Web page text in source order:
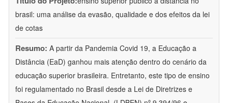
brasil: uma análise da evasão, qualidade e dos efeitos da lei
de cotas
Resumo: A partir da Pandemia Covid 19, a Educação a
Distância (EaD) ganhou mais atenção dentro do cenário da
educação superior brasileira. Entretanto, este tipo de ensino
foi regulamentado no Brasil desde a Lei de Diretrizes e